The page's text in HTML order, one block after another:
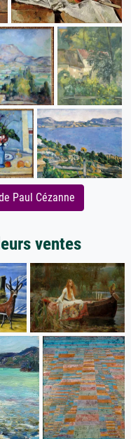
Paul Cézanne
ventes